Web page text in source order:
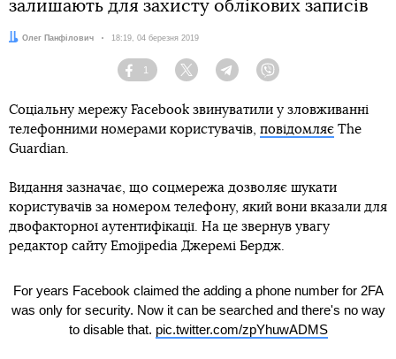
залишають для захисту облікових записів
Автор:
Олег Панфілович Дата:
18:19, 04 березня 2019
Facebook
1
Twitter TelegramViber
Соціальну мережу Facebook звинуватили у зловживанні
телефонними номерами користувачів, повідомляє The
Guardian.
Видання зазначає, що соцмережа дозволяє шукати
користувачів за номером телефону, який вони вказали для
двофакторної аутентифікації. На це звернув увагу
редактор сайту Emojipedia Джеремі Бердж.
For years Facebook claimed the adding a phone number for 2FA
was only for security. Now it can be searched and there's no way
to disable that. pic.twitter.com/zpYhuwADMS